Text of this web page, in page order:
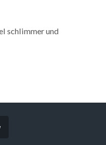
schlimmer und